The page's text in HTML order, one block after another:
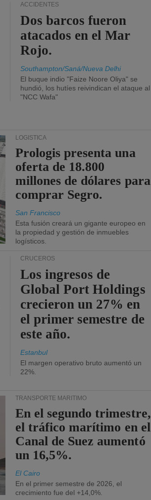
ACCIDENTES
Dos barcos fueron
atacados en el Mar
Rojo.
Southampton/Saná/Nueva Delhi
El buque indio "Faize Noore Oliya" se
hundió, los hutíes reivindican el ataque al
"NCC Wafa"
LOGÍSTICA
Prologis presenta una
oferta de 18.800
millones de dólares para
comprar Segro.
San Francisco
Esta fusión creará un gigante europeo en
la propiedad y gestión de inmuebles
logísticos.
CRUCEROS
Los ingresos de
Global Port Holdings
crecieron un 27% en
el primer semestre de
este año.
Estanbul
El margen operativo bruto aumentó un
22%.
TRANSPORTE MARÍTIMO
En el segundo trimestre,
el tráfico marítimo en el
Canal de Suez aumentó
un 16,5%.
El Cairo
En el primer semestre de 2026, el
crecimiento fue del +14,0%.